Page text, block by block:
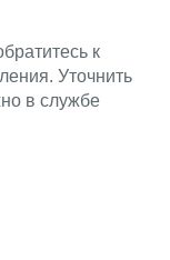
к
Уточнить
в службе